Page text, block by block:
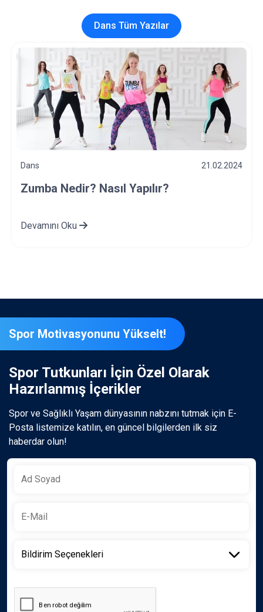
Dans Tüm Yazılar
Dans 01.01.2024
Dansçı Yaralanmaları Nelerdir? Nasıl
Devamını Oku
Spor Motivasyonunu Yükselt!
Spor Tutkunları İçin Özel Olarak
Hazırlanmış İçerikler
Spor ve Sağlıklı Yaşam dünyasının nabzını tutmak için E-
Posta listemize katılın, en güncel bilgilerden ilk siz
haberdar olun!